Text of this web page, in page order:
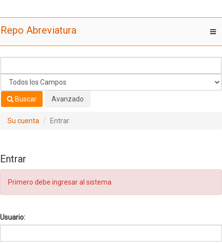
Repo Abreviatura
Buscar Avanzado
Su cuenta Entrar
Entrar
Primero debe ingresar al sistema
Usuario: